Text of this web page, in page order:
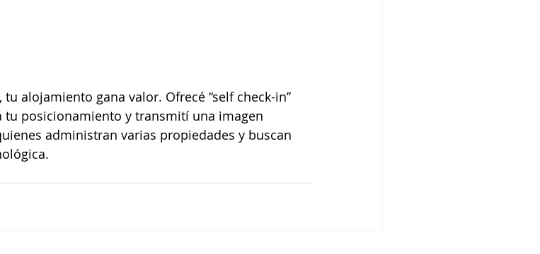
alojamiento gana valor. Ofrecé “self check-in”
posicionamiento y transmití una imagen
administran varias propiedades y buscan